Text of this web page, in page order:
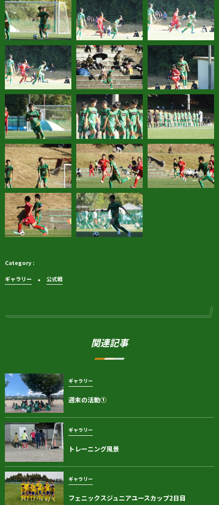
ギャラリー 公式戦
関連記事
ギャラリー
週末の活動①
ギャラリー
トレーニング風景
ギャラリー
フェニックスジュニアユースカップ2日目